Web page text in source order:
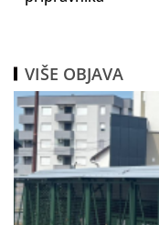
VIŠE OBJAVA